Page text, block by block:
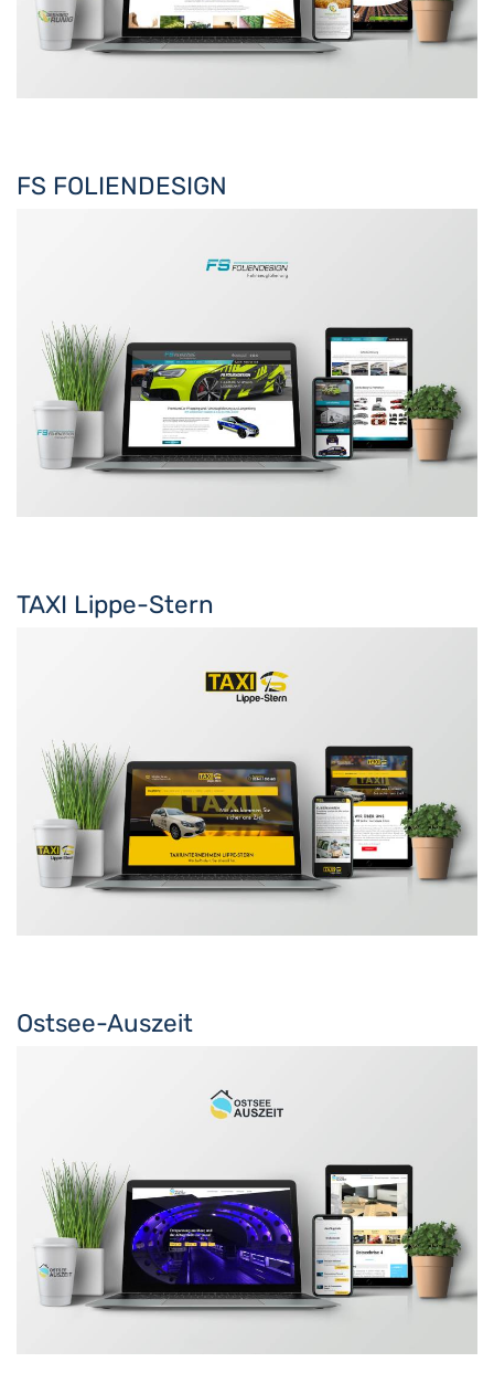
FS FOLIENDESIGN
TAXI Lippe-Stern
Ostsee-Auszeit